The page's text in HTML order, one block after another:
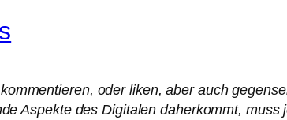
oder liken, aber auch
Aspekte des Digitalen daherkommt,